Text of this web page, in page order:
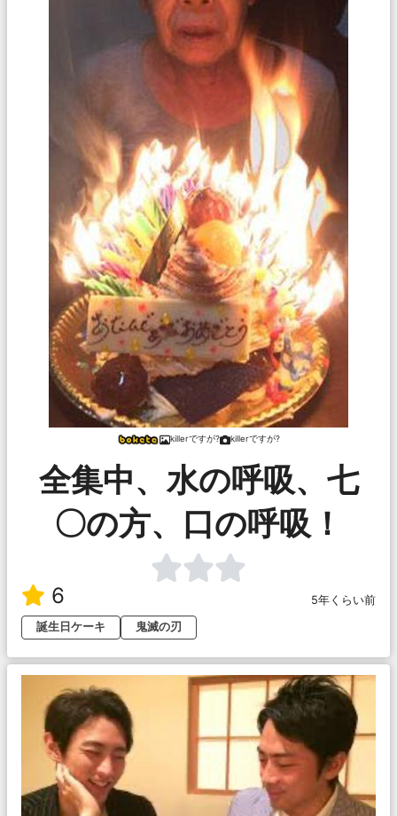
killerですが? killerですが?
全集中、水の呼吸、七
〇の方、口の呼吸！
6
5年くらい前
誕生日ケーキ
鬼滅の刃